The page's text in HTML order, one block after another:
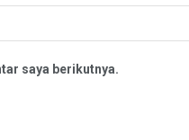
saya berikutnya.